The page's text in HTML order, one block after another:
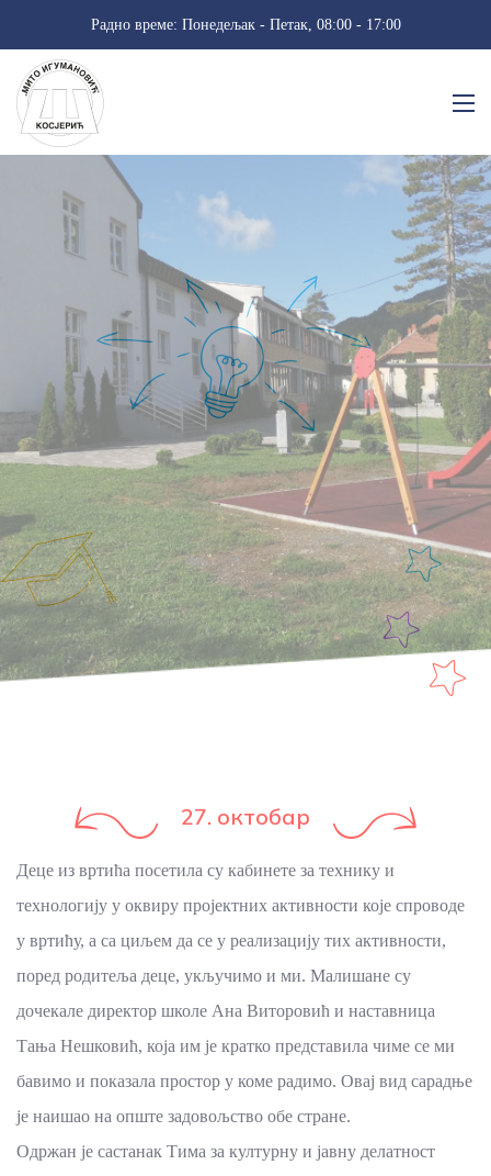
Радно време: Понедељак - Петак, 08:00 - 17:00
27. октобар
Деце из вртића посетила су кабинете за технику и
технологију у оквиру пројектних активности које спроводе
у вртићу, а са циљем да се у реализацију тих активности,
поред родитеља деце, укључимо и ми. Малишане су
дочекале директор школе Ана Виторовић и наставница
Тања Нешковић, која им је кратко представила чиме се ми
бавимо и показала простор у коме радимо. Овај вид сарадње
је наишао на опште задовољство обе стране.
Одржан је састанак Тима за културну и јавну делатност